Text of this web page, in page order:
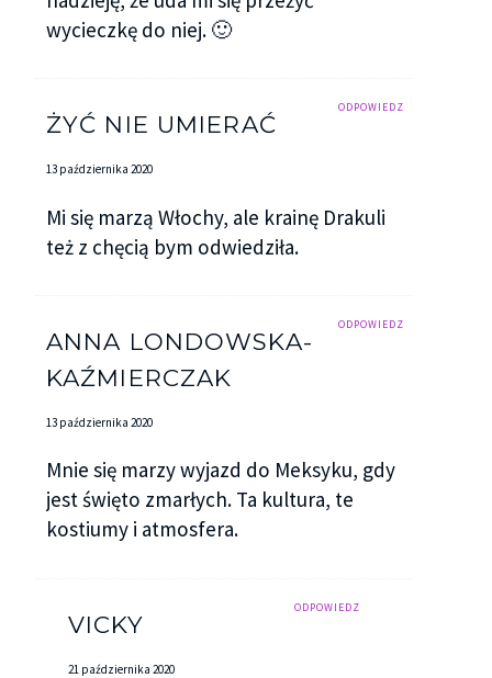
wycieczkę do niej. 🙂
ODPOWIEDZ
ŻYĆ NIE UMIERAĆ
13 października 2020
Mi się marzą Włochy, ale krainę Drakuli
też z chęcią bym odwiedziła.
ODPOWIEDZ
ANNA LONDOWSKA-
KAŹMIERCZAK
13 października 2020
Mnie się marzy wyjazd do Meksyku, gdy
jest święto zmarłych. Ta kultura, te
kostiumy i atmosfera.
ODPOWIEDZ
VICKY
21 października 2020